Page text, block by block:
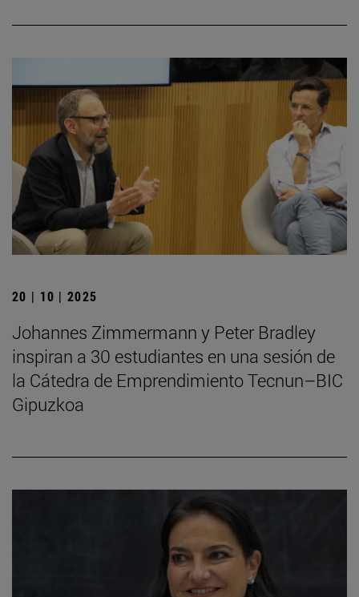
20 | 10 | 2025
Johannes Zimmermann y Peter Bradley
inspiran a 30 estudiantes en una sesión de
la Cátedra de Emprendimiento Tecnun–BIC
Gipuzkoa